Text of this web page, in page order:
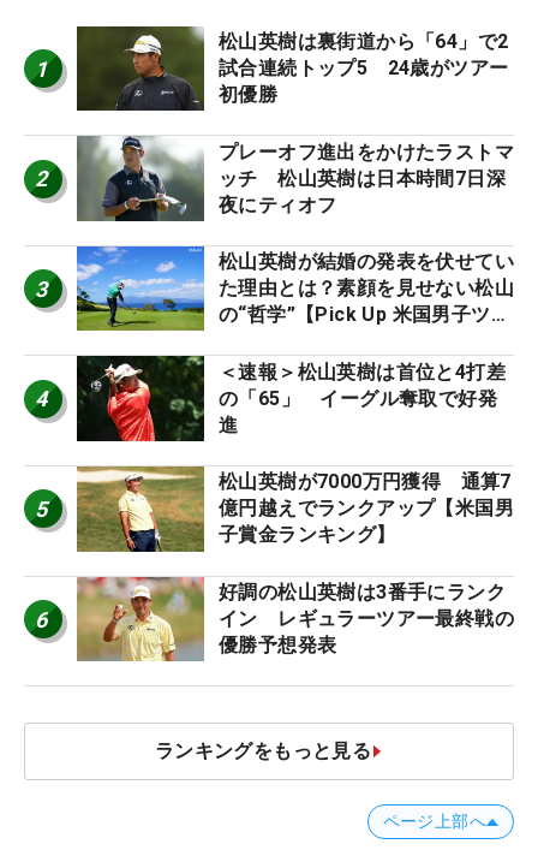
1
松山英樹は裏街道から「64」で2
試合連続トップ5 24歳がツアー
初優勝
2
プレーオフ進出をかけたラストマ
ッチ 松山英樹は日本時間7日深
夜にティオフ
3
松山英樹が結婚の発表を伏せてい
た理由とは？素顔を見せない松山
の“哲学”【Pick Up 米国男子ツア
4
＜速報＞松山英樹は首位と4打差
の「65」 イーグル奪取で好発
進
5
松山英樹が7000万円獲得 通算7
億円越えでランクアップ【米国男
子賞金ランキング】
6
好調の松山英樹は3番手にランク
イン レギュラーツアー最終戦の
優勝予想発表
ランキングをもっと見る
ページ上部へ